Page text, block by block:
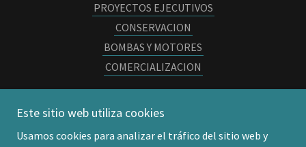
PROYECTOS EJECUTIVOS
CONSERVACION
BOMBAS Y MOTORES
COMERCIALIZACION
MOBAEN SERVICIOS
Este sitio web utiliza cookies
Usamos cookies para analizar el tráfico del sitio web y